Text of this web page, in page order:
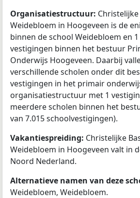
Organisatiestructuur:
Weidebloem in Hoogeveen is de
binnen de school Weidebloem en
vestigingen binnen het bestuur
Onderwijs Hoogeveen. Daarbij
verschillende scholen onder dit
vestigingen in het primair
organisatiestructuur met 1
meerdere scholen binnen het
van 7.015 schoolvestigingen).
Vakantiespreiding: Christelijke
Weidebloem in Hoogeveen valt in
Noord Nederland.
Alternatieve namen van deze
Weidebloem, Weidebloem.